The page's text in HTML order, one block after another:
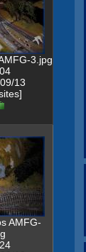
3.jpg
13
AMFG-